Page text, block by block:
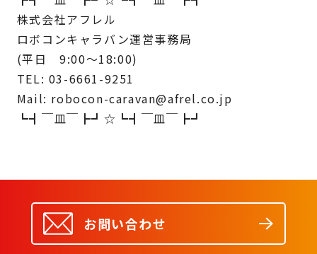
株式会社アフレル
ロボコンキャラバン運営事務局
(平日 9:00～18:00)
TEL: 03-6661-9251
Mail: robocon-caravan@afrel.co.jp
┗┫￣皿￣┣┛☆┗┫￣皿￣┣┛
お問い合わせ